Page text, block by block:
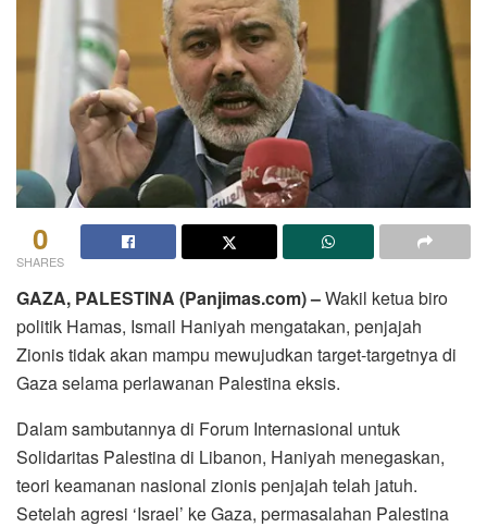
0
SHARES
GAZA, PALESTINA (Panjimas.com) –Wakil ketua biro
politik Hamas, Ismail Haniyah mengatakan, penjajah
Zionis tidak akan mampu mewujudkan target-targetnya di
Gaza selama perlawanan Palestina eksis.
Dalam sambutannya di Forum Internasional untuk
Solidaritas Palestina di Libanon, Haniyah menegaskan,
teori keamanan nasional zionis penjajah telah jatuh.
Setelah agresi ‘Israel’ ke Gaza, permasalahan Palestina